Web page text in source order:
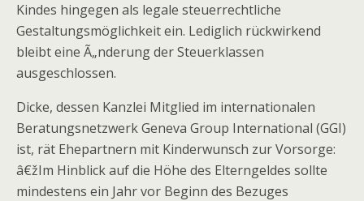
Kindes hingegen als legale steuerrechtliche
Gestaltungsmöglichkeit ein. Lediglich rückwirkend
bleibt eine Ã„nderung der Steuerklassen
ausgeschlossen.
Dicke, dessen Kanzlei Mitglied im internationalen
Beratungsnetzwerk Geneva Group International (GGI)
ist, rät Ehepartnern mit Kinderwunsch zur Vorsorge:
â€žIm Hinblick auf die Höhe des Elterngeldes sollte
mindestens ein Jahr vor Beginn des Bezuges